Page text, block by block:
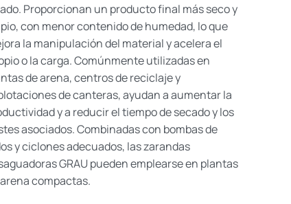
Proporcionan un producto final más seco y
con menor contenido de humedad, lo que
la manipulación del material y acelera el
o la carga. Comúnmente utilizadas en
de arena, centros de reciclaje y
de canteras, ayudan a aumentar la
y a reducir el tiempo de secado y los
asociados. Combinadas con bombas de
y ciclones adecuados, las zarandas
GRAU pueden emplearse en plantas
compactas.